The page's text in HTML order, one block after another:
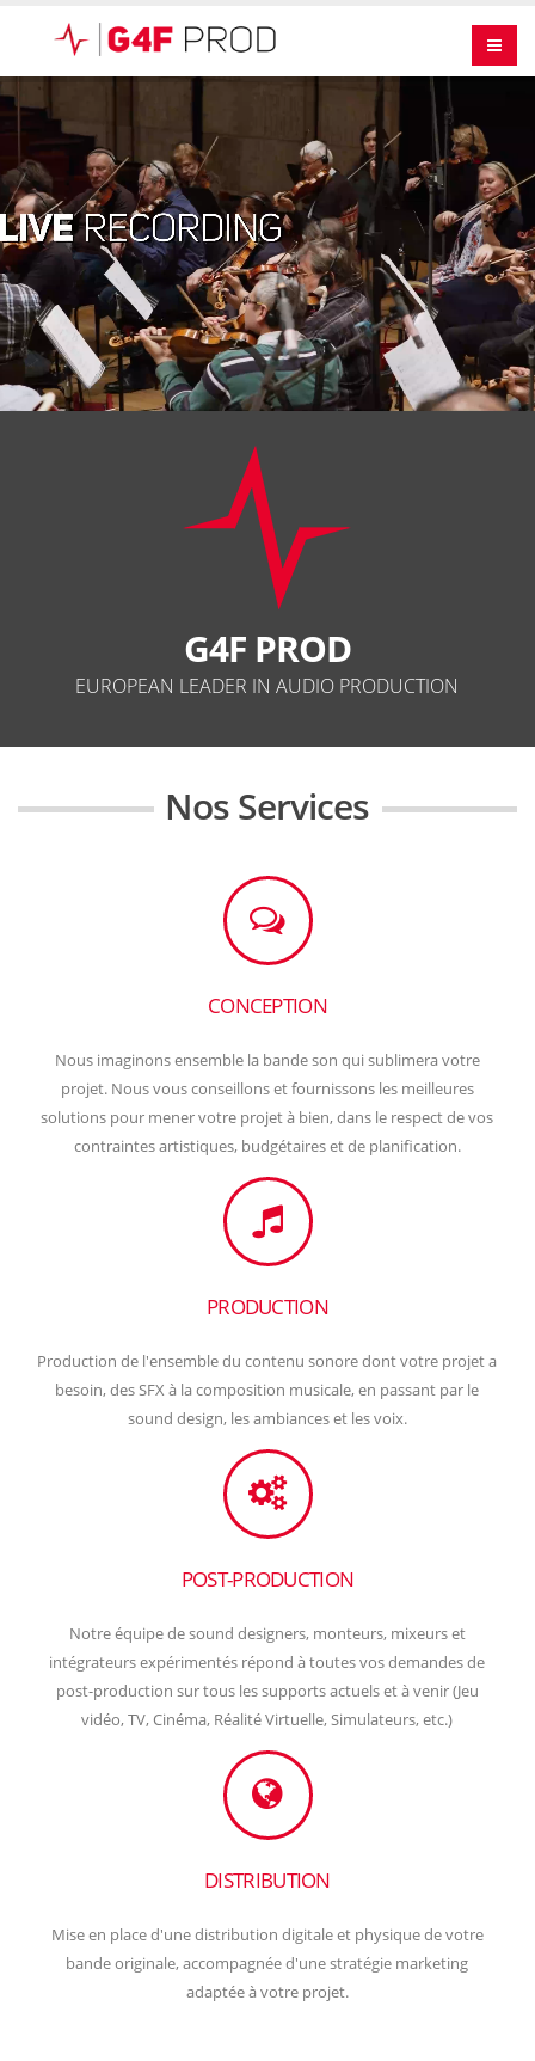
G4F PROD
EUROPEAN LEADER IN AUDIO PRODUCTION
Nos Services
CONCEPTION
Nous imaginons ensemble la bande son qui sublimera votre
projet. Nous vous conseillons et fournissons les meilleures
solutions pour mener votre projet à bien, dans le respect de vos
contraintes artistiques, budgétaires et de planification.
PRODUCTION
Production de l'ensemble du contenu sonore dont votre projet a
besoin, des SFX à la composition musicale, en passant par le
sound design, les ambiances et les voix.
POST-PRODUCTION
Notre équipe de sound designers, monteurs, mixeurs et
intégrateurs expérimentés répond à toutes vos demandes de
post-production sur tous les supports actuels et à venir (Jeu
vidéo, TV, Cinéma, Réalité Virtuelle, Simulateurs, etc.)
DISTRIBUTION
Mise en place d'une distribution digitale et physique de votre
bande originale, accompagnée d'une stratégie marketing
adaptée à votre projet.